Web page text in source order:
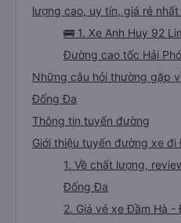
lượng cao, uy tín, giá rẻ
🚌 1. Xe Anh Huy 92
Đường cao tốc Hải
Những câu hỏi thường gặp
Đống Đa
Thông tin tuyến đường
Giới thiệu tuyến đường xe
1. Về chất lượng,
Đống Đa
2. Giá vé xe Đầm Hà -